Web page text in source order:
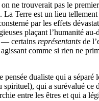
ne trouverait pas le
La Terre est un lieu
par les effets
plaçant l’humanité au-
— certains représentants de
comme si rien ne
pensée dualiste qui a séparé
spirituel), qui a surévalué ce
entre les êtres et qui a